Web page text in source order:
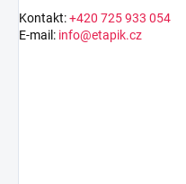
Kontakt:+420 725 933 054
E-mail: info@etapik.cz